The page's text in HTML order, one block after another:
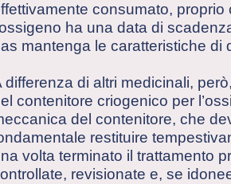
consumato,
ha una data di
mantenga le caratteristiche di
differenza di altri medicinali,
contenitore criogenico per
del contenitore, che
restituire
volta terminato il trattamento
revisionate e, se